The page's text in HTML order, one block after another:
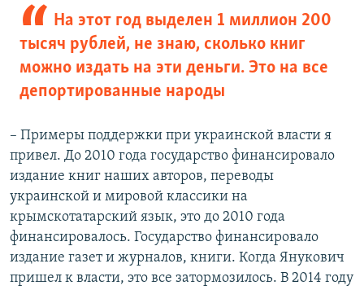
На этот год выделен 1 миллион 200
тысяч рублей, не знаю, сколько книг
можно издать на эти деньги. Это на все
депортированные народы
– Примеры поддержки при украинской власти я
привел. До 2010 года государство финансировало
издание книг наших авторов, переводы
украинской и мировой классики на
крымскотатарский язык, это до 2010 года
финансировалось. Государство финансировало
издание газет и журналов, книги. Когда Янукович
пришел к власти, это все затормозилось. В 2014 году